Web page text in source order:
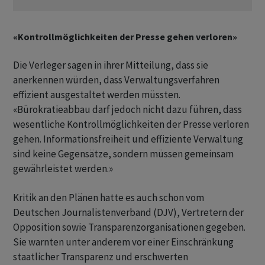
«Kontrollmöglichkeiten der Presse gehen verloren»
Die Verleger sagen in ihrer Mitteilung, dass sie
anerkennen würden, dass Verwaltungsverfahren
effizient ausgestaltet werden müssten.
«Bürokratieabbau darf jedoch nicht dazu führen, dass
wesentliche Kontrollmöglichkeiten der Presse verloren
gehen. Informationsfreiheit und effiziente Verwaltung
sind keine Gegensätze, sondern müssen gemeinsam
gewährleistet werden.»
Kritik an den Plänen hatte es auch schon vom
Deutschen Journalistenverband (DJV), Vertretern der
Opposition sowie Transparenzorganisationen gegeben.
Sie warnten unter anderem vor einer Einschränkung
staatlicher Transparenz und erschwerten